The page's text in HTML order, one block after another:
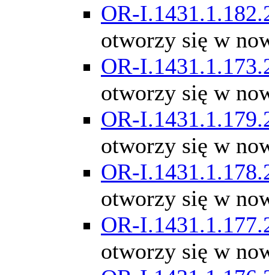
OR-
otworzy się w
OR-
otworzy się w
OR-
otworzy się w
OR-
otworzy się w
OR-
otworzy się w